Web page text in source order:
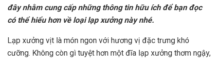
đây nhằm cung cấp những thông tin hữu ích để bạn đọc
có thể hiểu hơn về loại lạp xưởng này nhé.
Lạp xưởng vịt là món ngon với hương vị đặc trưng khó
cưỡng. Không còn gì tuyệt hơn một đĩa lạp xưởng thơm ngậy,